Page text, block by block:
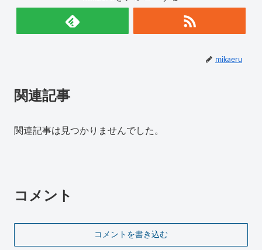
mikaeru
関連記事
関連記事は見つかりませんでした。
コメント
コメントを書き込む